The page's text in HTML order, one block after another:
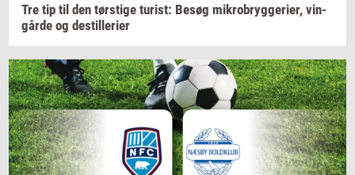
Tre tip til den tørsti­ge turist: Besøg mi­kro­bryg­ge­ri­er, vin­
går­de og destil­le­ri­er